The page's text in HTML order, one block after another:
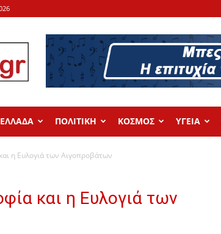
ΕΛΛΑΔΑ ΠΟΛΙΤΙΚΗ ΚΟΣΜΟΣ ΥΓΕΙΑ
η Ευλογιά των Αιγοπροβάτων
και η Ευλογιά των